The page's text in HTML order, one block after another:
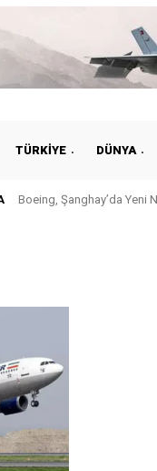
TÜRKIYE DÜNYA
Boeing, Şanghay’da Yeni